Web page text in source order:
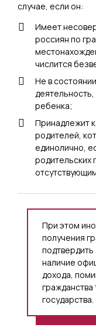
случае, если он:
Имеет
россиян по
числится
Не в
ребенка;
Принадлежит
родителей,
единолично,
родительских
При этом
получения
подтвердить
наличие
дохода,
государства.